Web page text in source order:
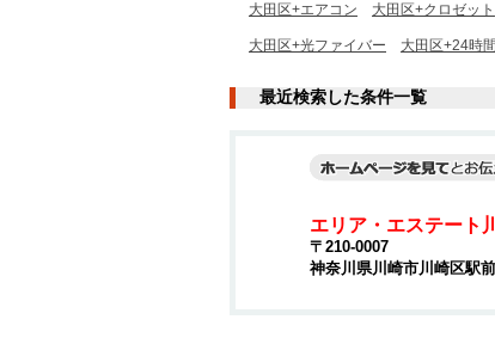
大田区+エアコン 大田区+クロゼット
大田区+光ファイバー 大田区+24時
最近検索した条件一覧
エリア・エステート
〒210-0007
神奈川県川崎市川崎区駅